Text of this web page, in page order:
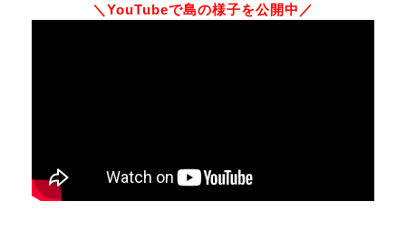
＼YouTubeで島の様子を公開中／